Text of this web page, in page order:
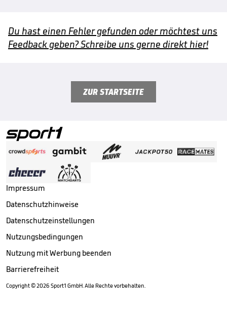
Du hast einen Fehler gefunden oder möchtest uns
Feedback geben? Schreibe uns gerne direkt hier!
ZUR STARTSEITE
Impressum
Datenschutzhinweise
Datenschutzeinstellungen
Nutzungsbedingungen
Nutzung mit Werbung beenden
Barrierefreiheit
Copyright ©2026 Sport1 GmbH. Alle Rechte vorbehalten.